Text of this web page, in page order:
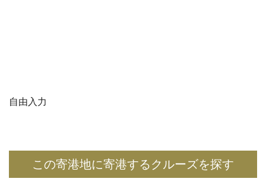
自由入力
この寄港地に寄港するクルーズを探す